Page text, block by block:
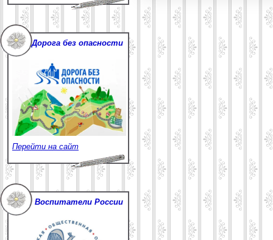
Дорога без опасности
Перейти на сайт
Воспитатели России